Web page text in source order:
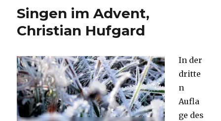
Neuzeit
angekommen,
Rezension
Fleischer,
Welver
2014
Singen im Advent,
Christian Hufgard
In der
dritte
n
Aufla
ge des